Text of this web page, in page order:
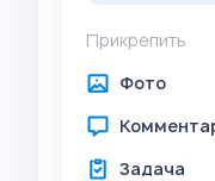
Прикрепить
Фото
Задача